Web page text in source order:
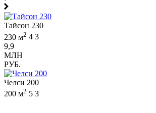
Тайсон 230
230 м2 4 3
9,9
МЛН
РУБ.
Челси 200
200 м2 5 3